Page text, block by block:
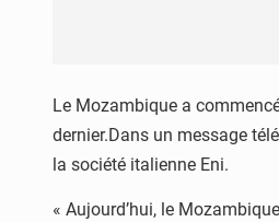
Le Mozambique a
dernier.Dans un message
la société italienne Eni.
« Aujourd’hui, le